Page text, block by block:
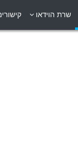
שרת הוידאו